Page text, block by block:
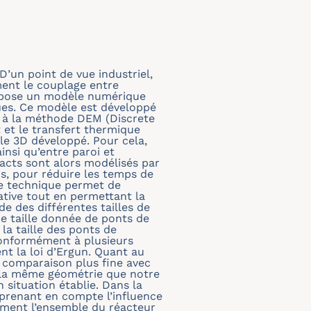
point de vue industriel,
le couplage entre
un modèle numérique
Ce modèle est développé
la méthode DEM (Discrete
et le transfert thermique
3D développé. Pour cela,
qu’entre paroi et
sont alors modélisés par
pour réduire les temps de
technique permet de
tout en permettant la
des différentes tailles de
taille donnée de ponts de
taille des ponts de
à plusieurs
la loi d’Ergun. Quant au
plus fine avec
même géométrie que notre
situation établie. Dans la
en compte l’influence
l’ensemble du réacteur